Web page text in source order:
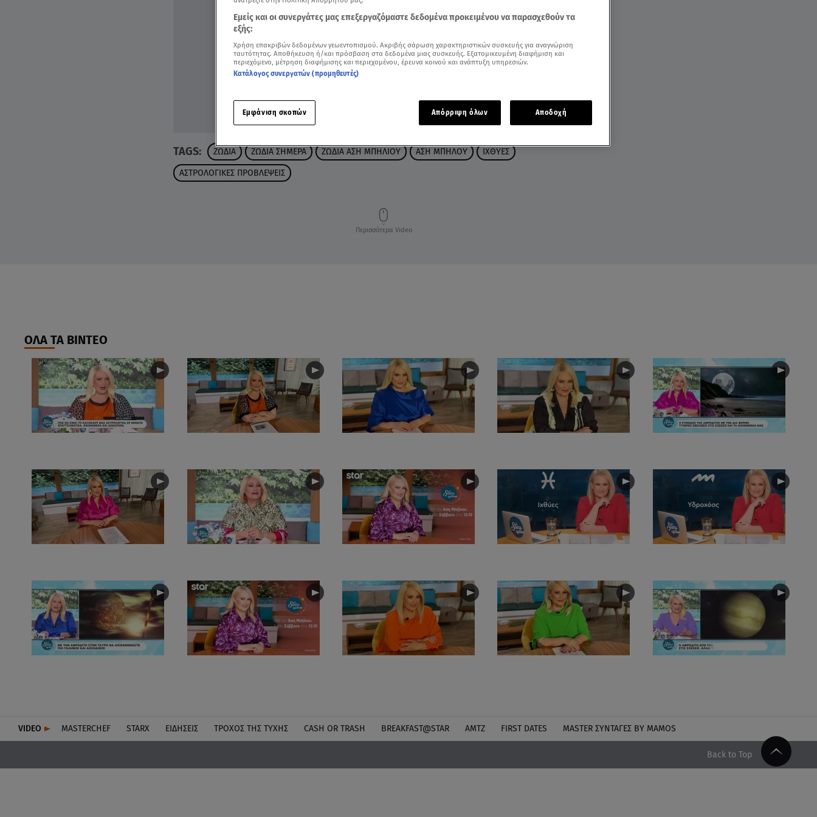
TAGS: ΖΩΔΙΑ ΖΩΔΙΑ ΣΗΜΕΡΑ ΖΩΔΙΑ ΑΣΗ ΜΠΗΛΙΟΥ ΑΣΗ ΜΠΗΛΟΥ ΙΧΘΥΕΣ
ΑΣΤΡΟΛΟΓΙΚΕΣ ΠΡΟΒΛΕΨΕΙΣ
Περισσότερα Video
ΟΛΑ ΤΑ ΒΙΝΤΕΟ
VIDEO MASTERCHEF STARX ΕΙΔΉΣΕΙΣ ΤΡΟΧΌΣ ΤΗΣ ΤΎΧΗΣ CASH OR TRASH BREAKFAST@STAR ΑΜΤΖ FIRST DATES MASTER ΣΥΝΤΑΓΈΣ BY MAMOS
Back to Top
Εμείς και οι συνεργάτες μας επεξεργαζόμαστε δεδομένα προκειμένου να παρασχεθούν τα
εξής:
Χρήση επακριβών δεδομένων γεωεντοπισμού. Ακριβής σάρωση χαρακτηριστικών συσκευής για αναγνώριση
ταυτότητας. Αποθήκευση ή/και πρόσβαση στα δεδομένα μιας συσκευής. Εξατομικευμένη διαφήμιση και
περιεχόμενο, μέτρηση διαφήμισης και περιεχομένου, έρευνα κοινού και ανάπτυξη υπηρεσιών.
Κατάλογος συνεργατών (προμηθευτές)
Εμφάνιση σκοπών Απόρριψη όλων Αποδοχή